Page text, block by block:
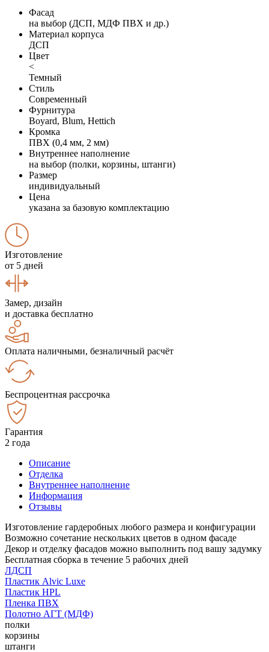
Фасад
на выбор (ДСП, МДФ ПВХ и др.)
Материал корпуса
ДСП
Цвет
<
Темный
Стиль
Современный
Фурнитура
Boyard, Blum, Hettich
Кромка
ПВХ (0,4 мм, 2 мм)
Внутреннее наполнение
на выбор (полки, корзины, штанги)
Размер
индивидуальный
Цена
указана за базовую комплектацию
Изготовление
от 5 дней
Замер, дизайн
и доставка бесплатно
Оплата наличными, безналичный расчёт
Беспроцентная рассрочка
Гарантия
2 года
Описание
Отделка
Внутреннее наполнение
Информация
Отзывы
Изготовление гардеробных любого размера и конфигурации
Возможно сочетание нескольких цветов в одном фасаде
Декор и отделку фасадов можно выполнить под вашу задумку
Бесплатная сборка в течение 5 рабочих дней
ЛДСП
Пластик Alvic Luxe
Пластик HPL
Пленка ПВХ
Полотно АГТ (МДФ)
полки
корзины
штанги